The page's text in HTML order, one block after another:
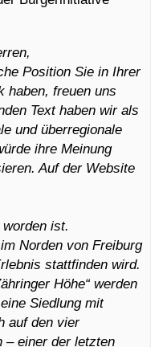
Position Sie in Ihrer
haben, freuen uns
Text haben wir als
und überregionale
ihre Meinung
Auf der Website
ist.
Norden von Freiburg
stattfinden wird.
Höhe“ werden
Siedlung mit
auf den vier
– einer der letzten